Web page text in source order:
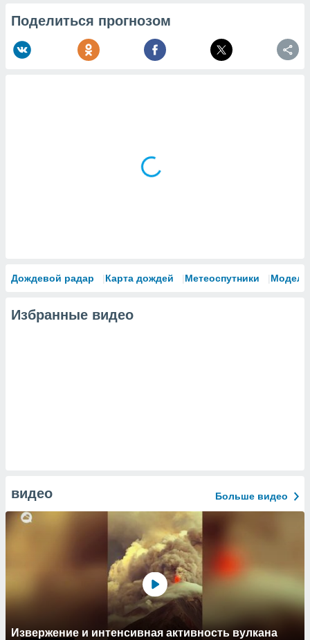
Поделиться прогнозом
Дождевой радар Карта дождей Метеоспутники Модели
Избранные видео
видео Больше видео
Извержение и интенсивная активность вулкана